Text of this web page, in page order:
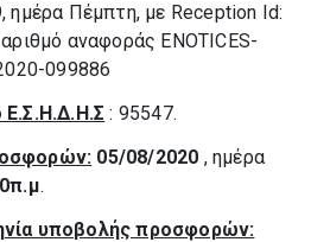
ημέρα Πέμπτη, με Reception Id:
αναφοράς ENOTICES-
099886
Ε.Σ.Η.Δ.Η.Σ : 95547.
05/08/2020 , ημέρα
.
υποβολής προσφορών: